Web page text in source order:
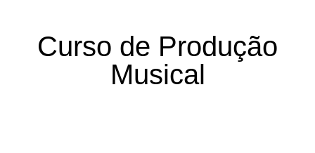
Curso de Produção
Musical